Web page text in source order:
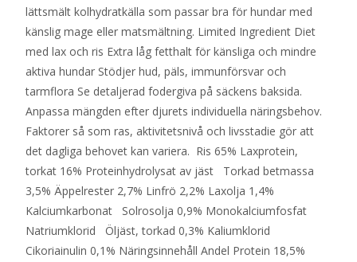
lättsmält kolhydratkälla som passar bra för hundar med
känslig mage eller matsmältning. Limited Ingredient Diet
med lax och ris Extra låg fetthalt för känsliga och mindre
aktiva hundar Stödjer hud, päls, immunförsvar och
tarmflora Se detaljerad fodergiva på säckens baksida.
Anpassa mängden efter djurets individuella näringsbehov.
Faktorer så som ras, aktivitetsnivå och livsstadie gör att
det dagliga behovet kan variera. Ris 65% Laxprotein,
torkat 16% Proteinhydrolysat av jäst Torkad betmassa
3,5% Äppelrester 2,7% Linfrö 2,2% Laxolja 1,4%
Kalciumkarbonat Solrosolja 0,9% Monokalciumfosfat
Natriumklorid Öljäst, torkad 0,3% Kaliumklorid
Cikoriainulin 0,1% Näringsinnehåll Andel Protein 18,5%